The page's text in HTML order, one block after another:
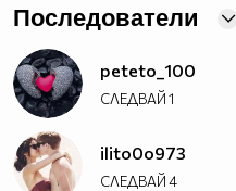
Последователи
peteto_100
СЛЕДВАЙ1
ilito0o973
СЛЕДВАЙ4